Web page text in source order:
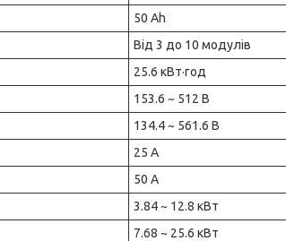
50 Ah
Від 3 до 10 модулів
25.6 кВт·год
153.6 ~ 512 В
134.4 ~ 561.6 В
25 А
50 А
3.84 ~ 12.8 кВт
7.68 ~ 25.6 кВт